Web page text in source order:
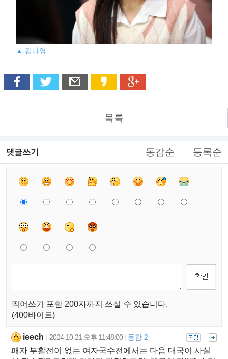
▲ 김다영.
목록
댓글쓰기 동감순 등록순
띄어쓰기 포함 200자까지 쓰실 수 있습니다.
(400바이트)
ieech 2024-10-21 오후 11:48:00 동감 2
패자 부활전이 없는 여자국수전에서는 다음 대국이 사실